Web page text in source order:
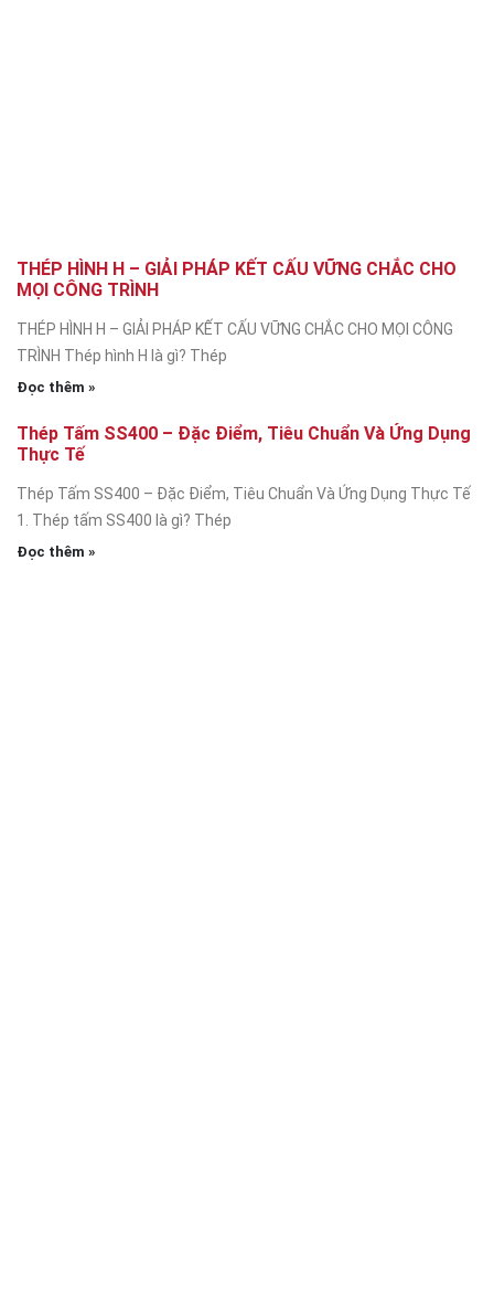
THÉP HÌNH H – GIẢI PHÁP KẾT CẤU VỮNG CHẮC CHO
MỌI CÔNG TRÌNH
THÉP HÌNH H – GIẢI PHÁP KẾT CẤU VỮNG CHẮC CHO MỌI CÔNG
TRÌNH Thép hình H là gì? Thép
Đọc thêm »
Thép Tấm SS400 – Đặc Điểm, Tiêu Chuẩn Và Ứng Dụng
Thực Tế
Thép Tấm SS400 – Đặc Điểm, Tiêu Chuẩn Và Ứng Dụng Thực Tế
1. Thép tấm SS400 là gì? Thép
Đọc thêm »